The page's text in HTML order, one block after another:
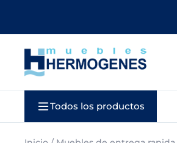
contenido
Todos los productos